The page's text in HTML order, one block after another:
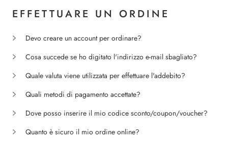
EFFETTUARE UN ORDINE
Devo creare un account per ordinare?
Cosa succede se ho digitato l'indirizzo e-mail sbagliato?
Quale valuta viene utilizzata per effettuare l'addebito?
Quali metodi di pagamento accettate?
Dove posso inserire il mio codice sconto/coupon/voucher?
Quanto è sicuro il mio ordine online?